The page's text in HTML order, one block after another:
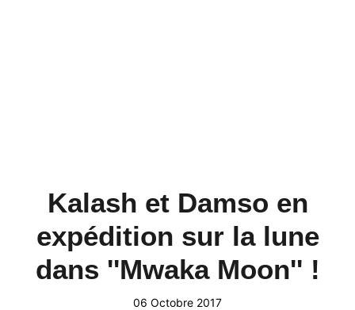
Kalash et Damso en
expédition sur la lune
dans ''Mwaka Moon'' !
06 Octobre 2017